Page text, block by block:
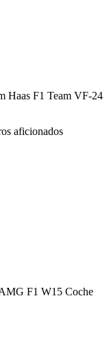
Haas F1 Team VF-24
aficionados
F1 W15 Coche